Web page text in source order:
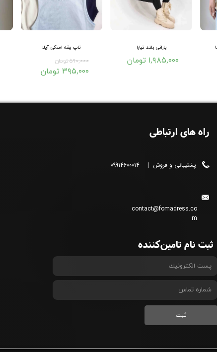
تاپ یقه اسکی آیلا
۵۹۰,۰۰۰ تومان
۳۹۵,۰۰۰ تومان
بارانی بلند تیارا
۱,۹۸۵,۰۰۰ تومان
راه های ارتباطی
پشتیبانی و فروش | 09914600014
contact@fomadress.co
m
ثبت
ثبت نام تامین‌کننده